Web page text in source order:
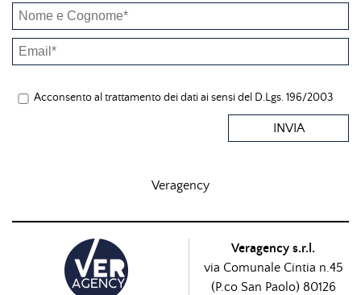
Acconsento al trattamento dei dati ai sensi del D.Lgs. 196/2003
INVIA
Veragency
Veragency s.r.l.
via Comunale Cintia n.45
(P.co San Paolo) 80126